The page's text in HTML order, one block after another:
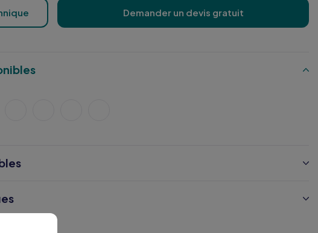
Demander un devis gratuit